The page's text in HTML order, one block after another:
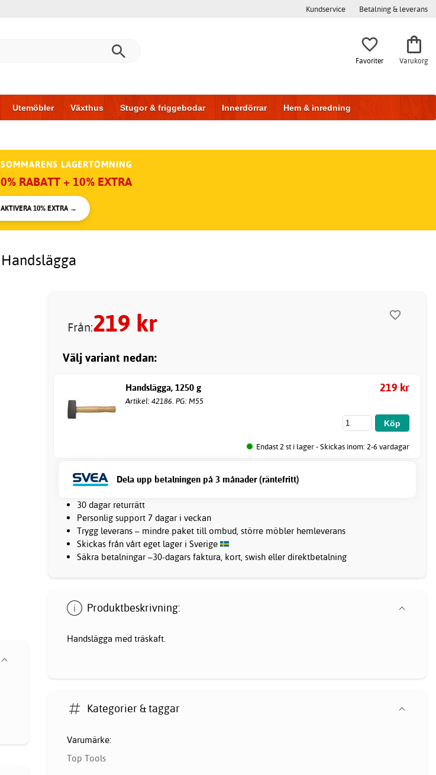
Kundservice Betalning & leverans
Favoriter Varukorg
Utemöbler Växthus Stugor & friggebodar Innerdörrar Hem & inredning
LAGERTÖMNING
RABATT + 10% EXTRA
AKTIVERA 10% EXTRA →
Handslägga
Från:219 kr
Välj variant nedan:
Handslägga, 1250 g
Artikel: 42186. PG: M55
219 kr
Endast 2 st i lager - Skickas inom: 2-6 vardagar
Dela upp betalningen på 3 månader (räntefritt)
30 dagar returrätt
Personlig support 7 dagar i veckan
Trygg leverans – mindre paket till ombud, större möbler hemleverans
Skickas från vårt eget lager i Sverige
Säkra betalningar –30-dagars faktura, kort, swish eller direktbetalning
Produktbeskrivning:
Handslägga med träskaft.
Kategorier & taggar
Varumärke:
Top Tools